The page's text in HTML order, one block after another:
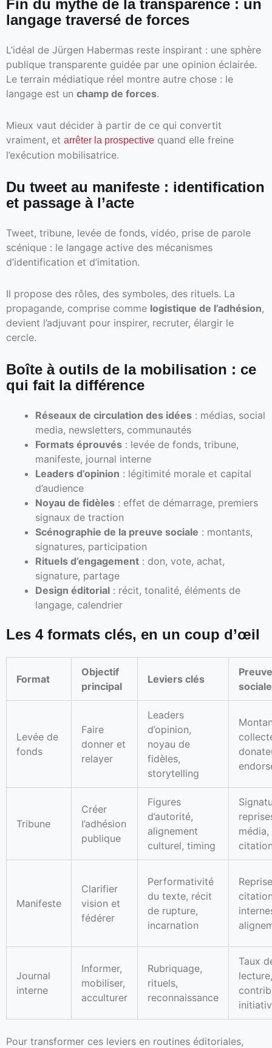
Fin du mythe de la transparence : un
langage traversé de forces
L’idéal de Jürgen Habermas reste inspirant : une sphère
publique transparente guidée par une opinion éclairée.
Le terrain médiatique réel montre autre chose : le
langage est un champ de forces.
Mieux vaut décider à partir de ce qui convertit
vraiment, et arrêter la prospective quand elle freine
l’exécution mobilisatrice.
Du tweet au manifeste : identification
et passage à l’acte
Tweet, tribune, levée de fonds, vidéo, prise de parole
scénique : le langage active des mécanismes
d’identification et d’imitation.
Il propose des rôles, des symboles, des rituels. La
propagande, comprise comme logistique de l’adhésion,
devient l’adjuvant pour inspirer, recruter, élargir le
cercle.
Boîte à outils de la mobilisation : ce
qui fait la différence
Réseaux de circulation des idées : médias, social
media, newsletters, communautés
Formats éprouvés : levée de fonds, tribune,
manifeste, journal interne
Leaders d’opinion : légitimité morale et capital
d’audience
Noyau de fidèles : effet de démarrage, premiers
signaux de traction
Scénographie de la preuve sociale : montants,
signatures, participation
Rituels d’engagement : don, vote, achat,
signature, partage
Design éditorial : récit, tonalité, éléments de
langage, calendrier
Les 4 formats clés, en un coup d’œil
Format
Objectif
principal
Leviers clés
Preuve
sociale
Levée de
fonds
Faire
donner et
relayer
Leaders
d’opinion,
noyau de
fidèles,
storytelling
Tribune
Créer
l’adhésion
publique
Figures
d’autorité,
alignement
culturel, timing
média,
Manifeste
Clarifier
vision et
fédérer
Performativité
du texte, récit
de rupture,
incarnation
Journal
interne
Informer,
mobiliser,
acculturer
Rubriquage,
rituels,
reconnaissance
Taux
lecture,
Pour transformer ces leviers en routines éditoriales,